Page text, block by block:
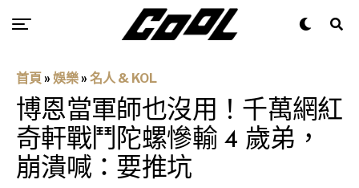
首頁 » 娛樂 » 名人 & KOL
博恩當軍師也沒用！千萬網紅
奇軒戰鬥陀螺慘輸 4 歲弟，
崩潰喊：要推坑